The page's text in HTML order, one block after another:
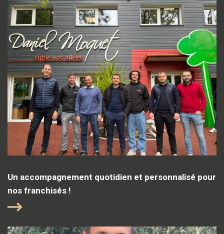
Un accompagnement quotidien et personnalisé pour
nos franchisés !